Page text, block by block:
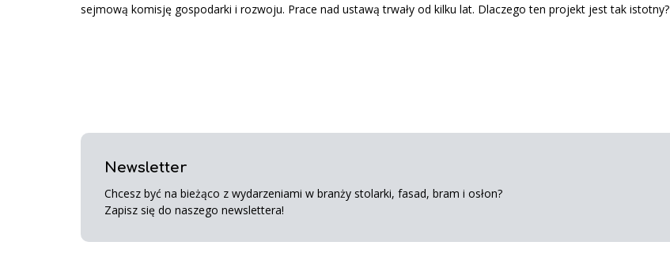
sejmową komisję gospodarki i rozwoju. Prace nad ustawą trwały od kilku lat. Dlaczego ten projekt jest tak istotny?
Newsletter
Chcesz być na bieżąco z wydarzeniami w branży stolarki, fasad, bram i osłon?
Zapisz się do naszego newslettera!